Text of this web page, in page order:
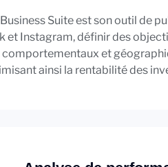
Suite est son outil de
et Instagram, définir des
et
ainsi la rentabilité des